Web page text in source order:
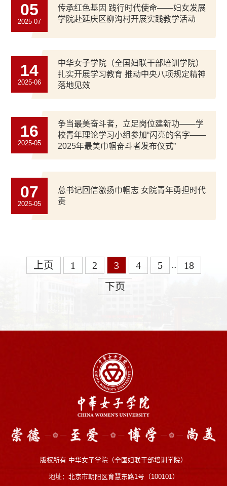
05
2025-07
传承红色基因 践行时代使命——妇女发展
学院赴延庆区柳沟村开展实践教学活动
14
2025-06
中华女子学院（全国妇联干部培训学院）
扎实开展学习教育 推动中央八项规定精神
落地见效
16
2025-05
争当最美奋斗者，立足岗位建新功——学
校青年理论学习小组参加“闪亮的名字——
2025年最美巾帼奋斗者发布仪式”
07
2025-05
总书记回信激扬巾帼志 女院青年勇担时代
责
上页 1 2 3 4 5
18
下页
版权所有 中华女子学院（全国妇联干部培训学院）
地址：北京市朝阳区育慧东路1号（100101）